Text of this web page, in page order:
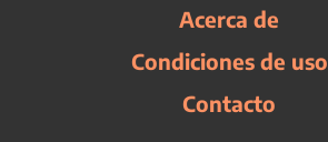
Acerca de
Condiciones de uso
Contacto